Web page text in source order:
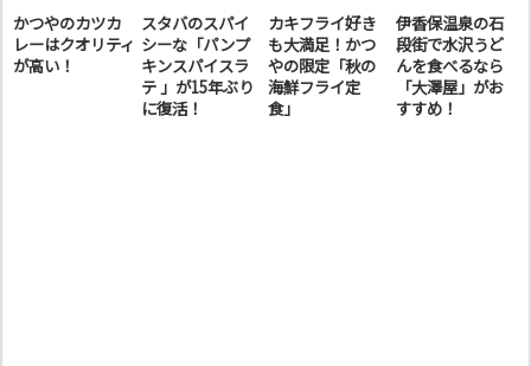
かつやのカツカ
レーはクオリティ
が高い！
スタバのスパイ
シーな「パンプ
キンスパイスラ
テ 」が15年ぶり
に復活！
カキフライ好き
も大満足！かつ
やの限定「秋の
海鮮フライ定
食」
伊香保温泉の石
段街で水沢うど
んを食べるなら
「大澤屋」がお
すすめ！